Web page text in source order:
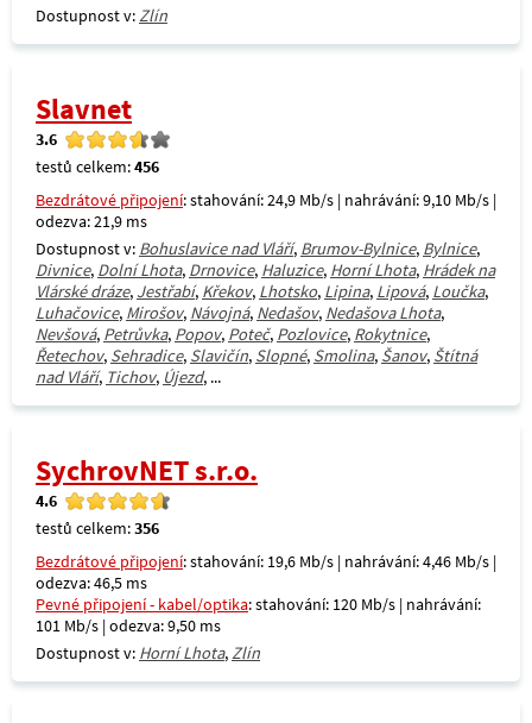
Dostupnost v:Zlín
Slavnet
3.6
testů celkem:456
Bezdrátové připojení: stahování: 24,9 Mb/s | nahrávání: 9,10 Mb/s |
odezva: 21,9 ms
Dostupnost v: Bohuslavice nad Vláří, Brumov-Bylnice, Bylnice,
Divnice, Dolní Lhota, Drnovice, Haluzice, Horní Lhota, Hrádek na
Vlárské dráze, Jestřabí, Křekov, Lhotsko, Lipina, Lipová, Loučka,
Luhačovice, Mirošov, Návojná, Nedašov, Nedašova Lhota,
Nevšová, Petrůvka, Popov, Poteč, Pozlovice, Rokytnice,
Řetechov, Sehradice, Slavičín, Slopné, Smolina, Šanov, Štítná
nad Vláří, Tichov, Újezd, ...
SychrovNET s.r.o.
4.6
testů celkem:356
Bezdrátové připojení: stahování: 19,6 Mb/s | nahrávání: 4,46 Mb/s |
odezva: 46,5 ms
Pevné připojení - kabel/optika: stahování: 120 Mb/s | nahrávání:
101 Mb/s | odezva: 9,50 ms
Dostupnost v: Horní Lhota,Zlín